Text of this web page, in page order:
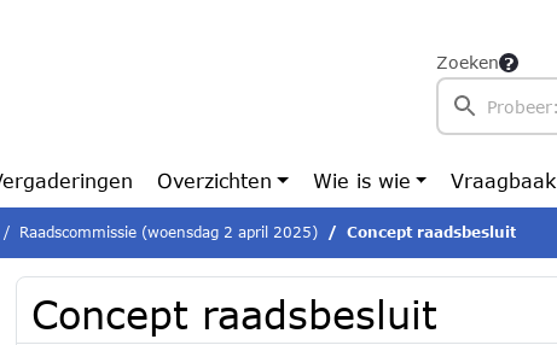
Zoeken
Overzichten Wie is wie Vraagbaak
Raadscommissie (woensdag 2 april 2025) Concept raadsbesluit
Concept raadsbesluit